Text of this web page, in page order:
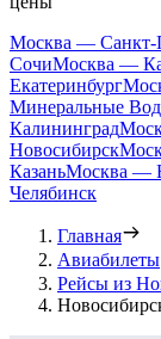
Москва — Санкт-
СочиМосква —
Екатеринбург
Минеральные
Калининград
Новосибирск
КазаньМосква —
Челябинск
Главная
Авиабилеты
Рейсы из